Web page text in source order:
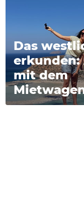
Das
erkunden:
mit dem